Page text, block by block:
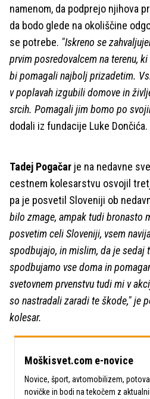
namenom, da podprejo njihova
da bodo glede na okoliščine
se potrebe. "Iskreno se
prvim posredovalcem na terenu,
bi pomagali najbolj prizadetim.
v poplavah izgubili domove in
srcih. Pomagali jim bomo po
dodali iz fundacije Luke Dončića.
Tadej Pogačar je na nedavne
cestnem kolesarstvu osvojil
pa je posvetil Sloveniji ob
bilo zmage, ampak tudi bronasto
posvetim celi Sloveniji, vsem
spodbujajo, in mislim, da je sedaj
spodbujamo vse doma in
svetovnem prvenstvu tudi mi v
so nastradali zaradi te škode," je
kolesar.
Moškisvet.com e-novice
Novice, šport, avtomobilizem,
novičke in bodi na tekočem z